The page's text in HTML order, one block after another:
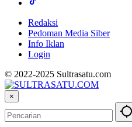
Redaksi
Pedoman Media Siber
Info Iklan
Login
© 2022-2025 Sultrasatu.com
×